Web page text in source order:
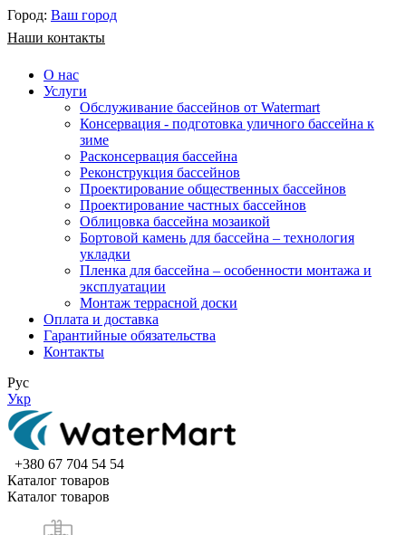
Город: Ваш город
Наши контакты
О нас
Услуги
Обслуживание бассейнов от Watermart
Консервация - подготовка уличного бассейна к
зиме
Расконсервация бассейна
Реконструкция бассейнов
Проектирование общественных бассейнов
Проектирование частных бассейнов
​Облицовка бассейна мозаикой
Бортовой камень для бассейна – технология
укладки
Пленка для бассейна – особенности монтажа и
эксплуатации
Монтаж террасной доски
Оплата и доставка
Гарантийные обязательства
Контакты
Рус
Укр
+380 67 704 54 54
Каталог товаров
Каталог товаров